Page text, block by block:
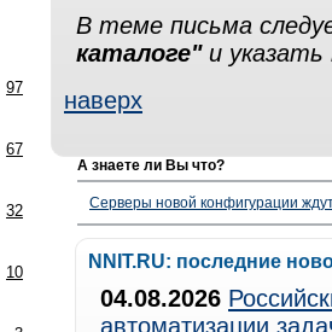
97
67
32
10
В теме письма
каталоге"и указать
наверх
А знаете ли Вы что?
Серверы новой конфигурации
NNIT.RU: последние
04.08.2026
автоматизации